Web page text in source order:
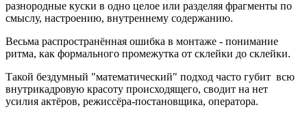
разнородные куски в одно целое или разделяя фрагменты по
смыслу, настроению, внутреннему содержанию.
Весьма распространённая ошибка в монтаже - понимание
ритма, как формального промежутка от склейки до склейки.
Такой бездумный "математический" подход часто губит всю
внутрикадровую красоту происходящего, сводит на нет
усилия актёров, режиссёра-постановщика, оператора.